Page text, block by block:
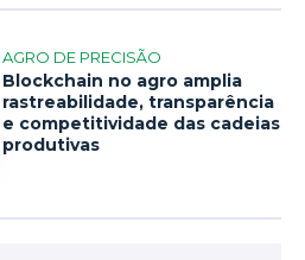
AGRO DE PRECISÃO
Blockchain no agro amplia
rastreabilidade, transparência
e competitividade das cadeias
produtivas